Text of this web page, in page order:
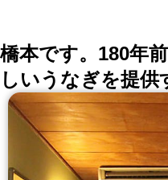
橋本です。180年
しいうなぎを提供